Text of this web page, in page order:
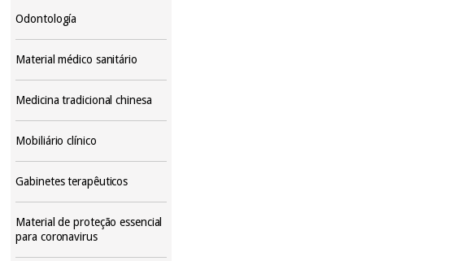
Odontología
Material médico sanitário
Medicina tradicional chinesa
Mobiliário clínico
Gabinetes terapêuticos
Material de proteção essencial
para coronavirus